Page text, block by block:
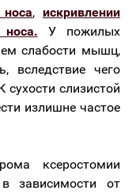
, искривлении
носа. У пожилых
слабости мышц,
вследствие чего
слизистой
излишне частое
ксеростомии
зависимости от